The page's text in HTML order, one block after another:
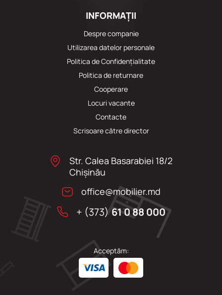
INFORMAȚII
Despre companie
Utilizarea datelor personale
Politica de Confidențialitate
Politica de returnare
Cooperare
Locuri vacante
Сontacte
Scrisoare către director
Str. Calea Basarabiei 18/2
Chişinău
office@mobilier.md
+ (373)61 0 88 000
Acceptăm: